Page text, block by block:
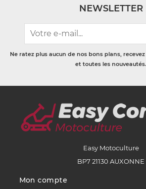
NEWSLETTER
Ne ratez plus aucun de nos bons plans,
et toutes les nouveautés.
Easy Motoculture
BP7 21130 AUXONNE
Mon compte